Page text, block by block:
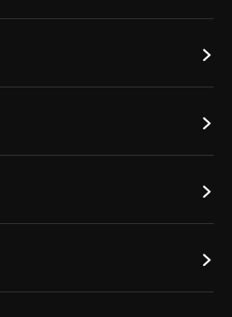



